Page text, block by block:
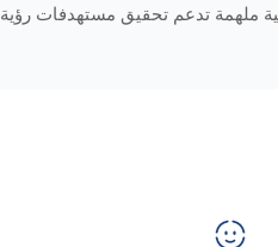
ملهمة تدعم تحقيق مستهدفات رؤية 2030